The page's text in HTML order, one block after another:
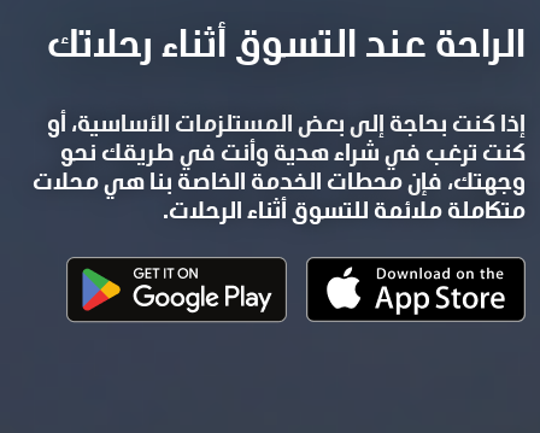
الراحة عند التسوق أثناء رحلاتك
إذا كنت بحاجة إلى بعض المستلزمات الأساسية، أو
كنت ترغب في شراء هدية وأنت في طريقك نحو
وجهتك، فإن محطات الخدمة الخاصة بنا هي محلات
متكاملة ملائمة للتسوق أثناء الرحلات.